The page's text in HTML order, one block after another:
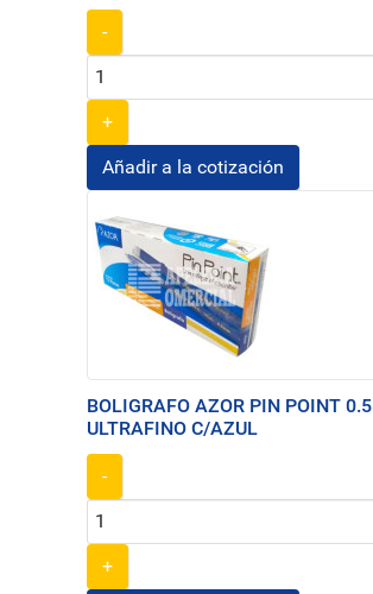
-
+
BOLIGRAFO AZOR PIN POINT 0.5
ULTRAFINO C/AZUL
-
+